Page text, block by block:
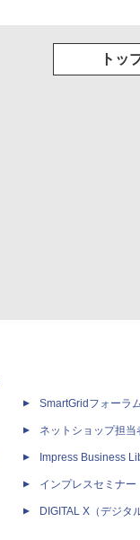
トッ
SmartGridフォーラ
ネットショップ担当
Impress Business
インプレスセミナー
DIGITAL X（デジタ